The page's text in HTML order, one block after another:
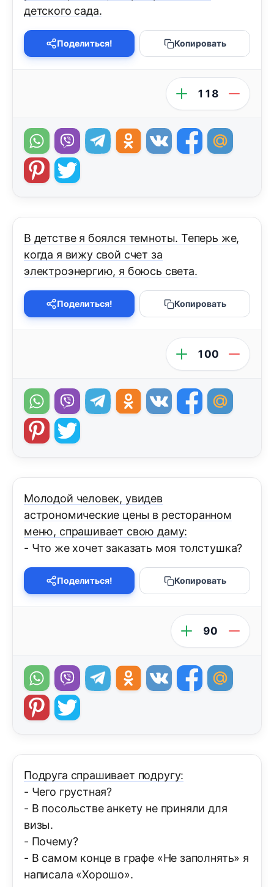
детского сада.
Поделиться! Копировать
118
В детстве я боялся темноты. Теперь же,
когда я вижу свой счет за
электроэнергию, я боюсь света.
Поделиться! Копировать
100
Молодой человек, увидев
астрономические цены в ресторанном
меню, спрашивает свою даму:
- Что же хочет заказать моя толстушка?
Поделиться! Копировать
90
Подруга спрашивает подругу:
- Чего грустная?
- В посольстве анкету не приняли для
визы.
- Почему?
- В самом конце в графе «Не заполнять» я
написала «Хорошо».